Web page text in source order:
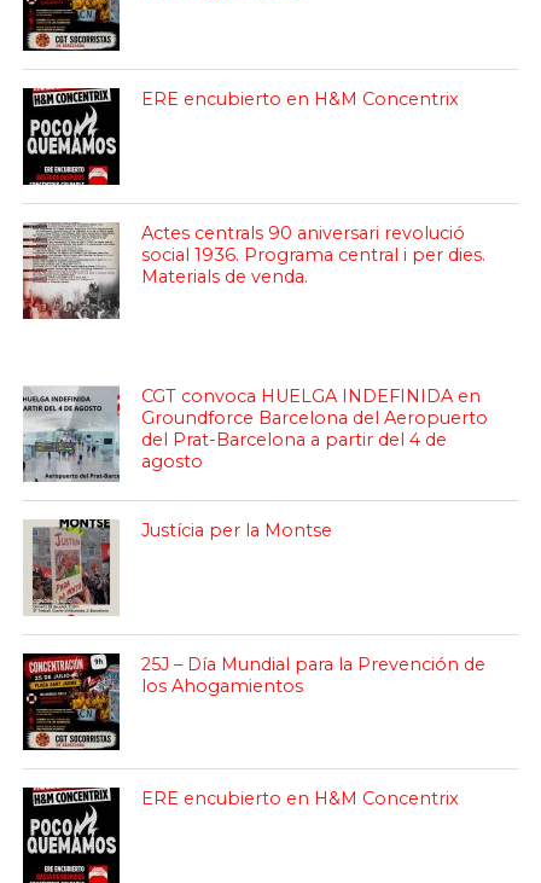
ERE encubierto en H&M Concentrix
Actes centrals 90 aniversari revolució
social 1936. Programa central i per dies.
Materials de venda.
CGT convoca HUELGA INDEFINIDA en
Groundforce Barcelona del Aeropuerto
del Prat-Barcelona a partir del 4 de
agosto
Justícia per la Montse
25J – Día Mundial para la Prevención de
los Ahogamientos
ERE encubierto en H&M Concentrix